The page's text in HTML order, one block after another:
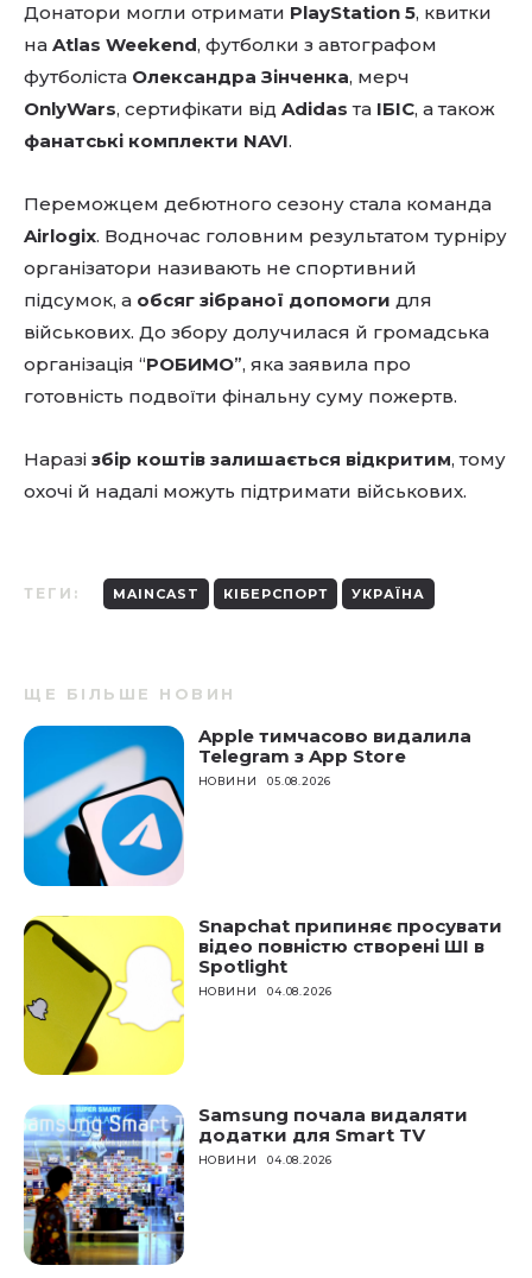
Донатори могли отримати PlayStation 5, квитки
на Atlas Weekend, футболки з автографом
футболіста Олександра Зінченка, мерч
OnlyWars, сертифікати від Adidasта ІБІС, а також
фанатські комплекти NAVI.
Переможцем дебютного сезону стала команда
Airlogix. Водночас головним результатом турніру
організатори називають не спортивний
підсумок, а обсяг зібраної допомоги для
військових. До збору долучилася й громадська
організація “РОБИМО”, яка заявила про
готовність подвоїти фінальну суму пожертв.
Наразі збір коштів залишається відкритим, тому
охочі й надалі можуть підтримати військових.
ТЕГИ: MAINCAST КІБЕРСПОРТ УКРАЇНА
ЩЕ БІЛЬШЕ НОВИН
Apple тимчасово видалила
Telegram з App Store
НОВИНИ 05.08.2026
Snapchat припиняє просувати
відео повністю створені ШІ в
Spotlight
НОВИНИ 04.08.2026
Samsung почала видаляти
додатки для Smart TV
НОВИНИ 04.08.2026